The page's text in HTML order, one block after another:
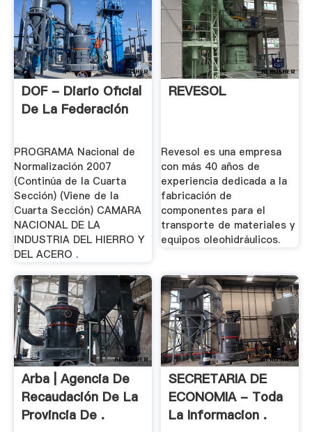
DOF - Diario Oficial
De La Federación
PROGRAMA Nacional de
Normalización 2007
(Continúa de la Cuarta
Sección) (Viene de la
Cuarta Sección) CAMARA
NACIONAL DE LA
INDUSTRIA DEL HIERRO Y
DEL ACERO .
REVESOL
Revesol es una empresa
con más 40 años de
experiencia dedicada a la
fabricación de
componentes para el
transporte de materiales y
equipos oleohidráulicos.
Arba | Agencia De
Recaudación De La
Provincia De .
SECRETARIA DE
ECONOMIA - Toda
La Informacion .